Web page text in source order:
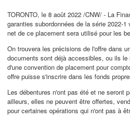
TORONTO, le 8 août 2022 /CNW/ - La
garanties subordonnées de la série 2022-
net de ce placement sera utilisé pour les
On trouvera les précisions de l'offre dans
documents sont déjà accessibles, ou ils
d'une convention de placement pour
offre puisse s'inscrire dans les fonds
Les débentures n'ont pas été et ne seront
ailleurs, elles ne peuvent être offertes,
pour certaines opérations qui n'ont pas à